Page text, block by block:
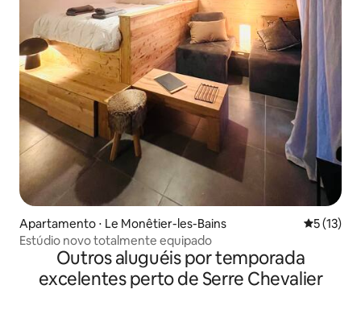
Apartamento ⋅ Le Monêtier-les-Bains 5 de uma
5 (13)
Estúdio novo totalmente equipado
Outros aluguéis por temporada
excelentes perto de Serre Chevalier